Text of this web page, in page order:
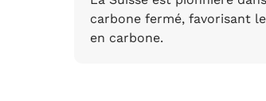
carbone fermé, favorisant
en carbone.